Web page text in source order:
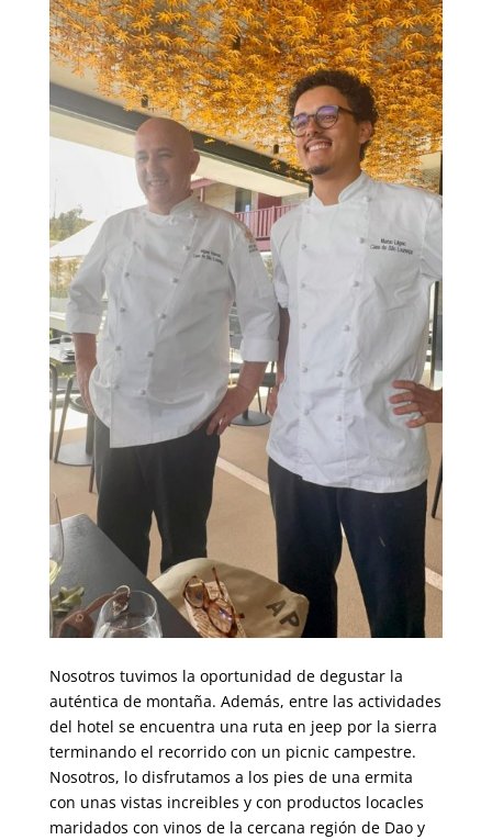
Nosotros tuvimos la oportunidad de degustar la
auténtica de montaña. Además, entre las actividades
del hotel se encuentra una ruta en jeep por la sierra
terminando el recorrido con un picnic campestre.
Nosotros, lo disfrutamos a los pies de una ermita
con unas vistas increibles y con productos locacles
maridados con vinos de la cercana región de Dao y